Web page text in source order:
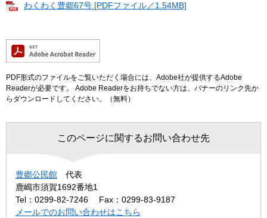
わくわく豊郷67号 [PDFファイル／1.54MB]
PDF形式のファイルをご覧いただく場合には、Adobe社が提供するAdobe
Readerが必要です。
Adobe Readerをお持ちでない方は、バナーのリンク先か
らダウンロードしてください。（無料）
このページに関するお問い合わせ先
豊郷公民館
代表
鹿嶋市須賀1692番地1
Tel：0299-82-7246
Fax：0299-83-9187
メールでのお問い合わせはこちら